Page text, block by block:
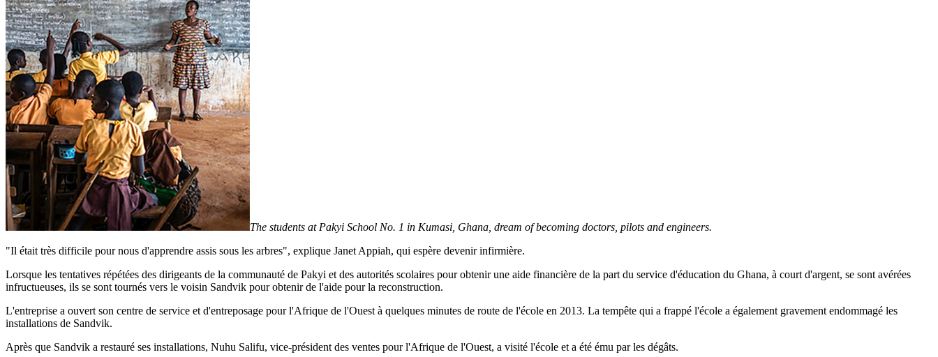
The students at Pakyi School No. 1 in Kumasi, Ghana, dream of becoming doctors, pilots and engineers.
"Il était très difficile pour nous d'apprendre assis sous les arbres", explique Janet Appiah, qui espère devenir infirmière.
Lorsque les tentatives répétées des dirigeants de la communauté de Pakyi et des autorités scolaires pour obtenir une aide financière de la part du service d'éducation du Ghana, à court d'argent, se sont avérées
infructueuses, ils se sont tournés vers le voisin Sandvik pour obtenir de l'aide pour la reconstruction.
L'entreprise a ouvert son centre de service et d'entreposage pour l'Afrique de l'Ouest à quelques minutes de route de l'école en 2013. La tempête qui a frappé l'école a également gravement endommagé les
installations de Sandvik.
Après que Sandvik a restauré ses installations, Nuhu Salifu, vice-président des ventes pour l'Afrique de l'Ouest, a visité l'école et a été ému par les dégâts.